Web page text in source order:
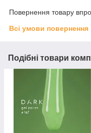
Повернення товару
Всі умови повернення
Подібні товари